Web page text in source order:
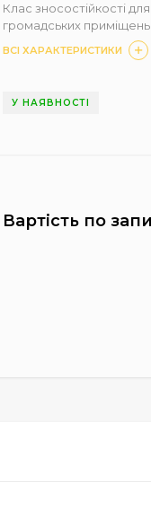
Клас зносостійкості для
громадських приміщень
ВСІ ХАРАКТЕРИСТИКИ
У НАЯВНОСТІ
Вартість по